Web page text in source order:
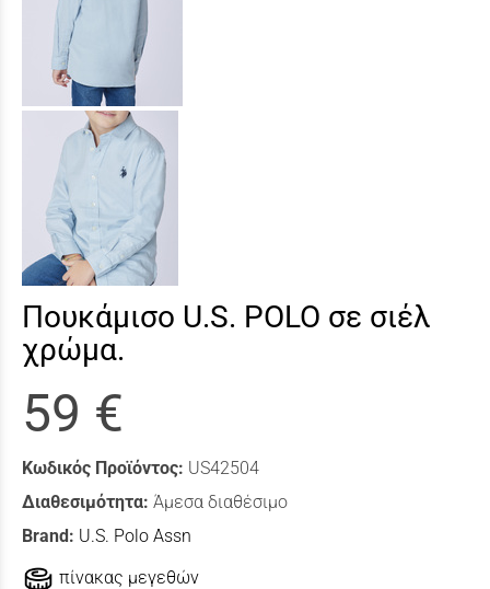
Πουκάμισο U.S. POLO σε σιέλ
χρώμα.
59 €
Κωδικός Προϊόντος: US42504
Διαθεσιμότητα: Άμεσα διαθέσιμο
Brand: U.S. Polo Assn
πίνακας μεγεθών